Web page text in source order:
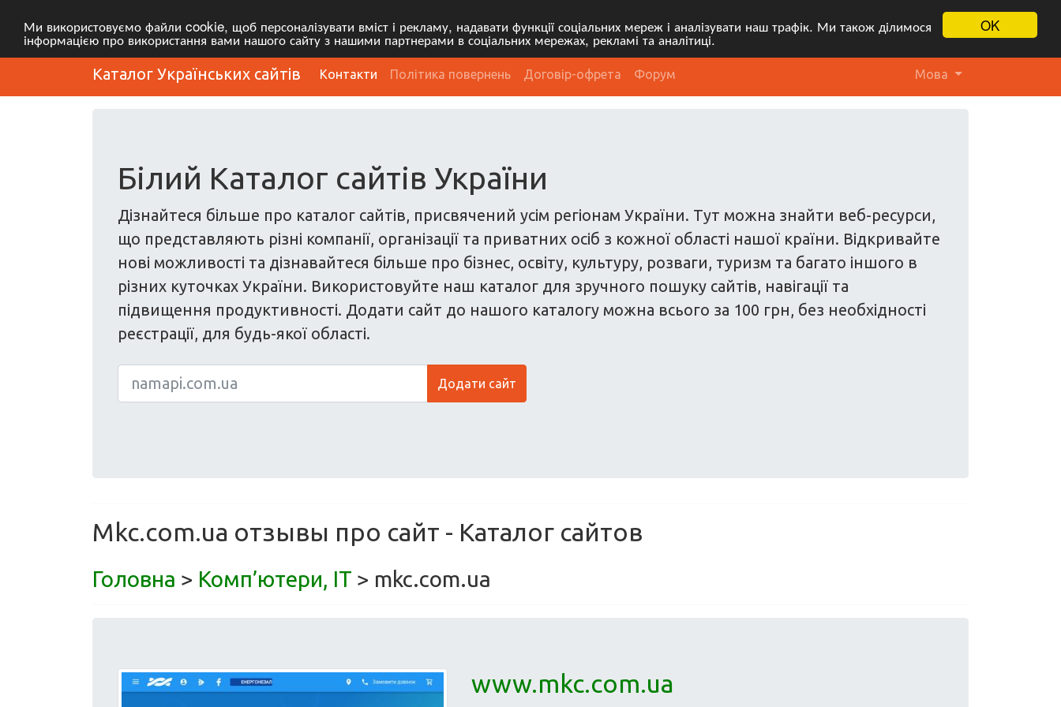
OK
Ми використовуємо файли cookie, щоб персоналізувати вміст і рекламу, надавати функції соціальних мереж і аналізувати наш трафік. Ми також ділимося
інформацією про використання вами нашого сайту з нашими партнерами в соціальних мережах, рекламі та аналітиці.
Каталог Українських сайтів Контакти Політика повернень Договір-офрета Форум Мова
Білий Каталог сайтів України
Дізнайтеся більше про каталог сайтів, присвячений усім регіонам України. Тут можна знайти веб-ресурси,
що представляють різні компанії, організації та приватних осіб з кожної області нашої країни. Відкривайте
нові можливості та дізнавайтеся більше про бізнес, освіту, культуру, розваги, туризм та багато іншого в
різних куточках України. Використовуйте наш каталог для зручного пошуку сайтів, навігації та
підвищення продуктивності. Додати сайт до нашого каталогу можна всього за 100 грн, без необхідності
реєстрації, для будь-якої області.
Додати сайт
Mkc.com.ua отзывы про сайт - Каталог сайтов
Головна > Комп’ютери, ІТ > mkc.com.ua
www.mkc.com.ua